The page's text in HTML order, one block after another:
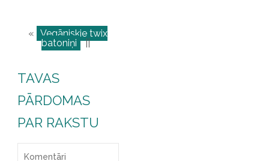
« Vegāniskie twix
batoniņi ||
TAVAS
PĀRDOMAS
PAR RAKSTU